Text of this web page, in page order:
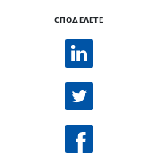
СПОДЕЛЕТЕ